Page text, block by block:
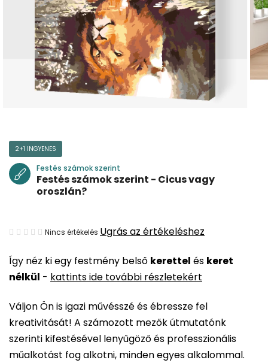
Így néz ki egy festmény belső kerettel és keret
nélkül - kattints ide további részletekért
Váljon Ön is igazi művésszé és ébressze fel
kreativitását! A számozott mezők útmutatónk
szerinti kifestésével lenyűgöző és professzionális
műalkotást fog alkotni, minden egyes alkalommal.
2+1 INGYENES
Festés számok szerint
Festés számok szerint - Cicus vagy
oroszlán?
A
átlagos
értékelése
ből
0,0
csillag.
Nincs értékelés Ugrás az értékeléshez